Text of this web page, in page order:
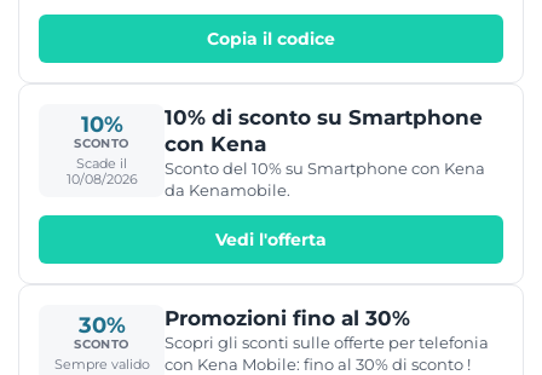
Copia il codice
10%
SCONTO
Scade il
10/08/2026
10% di sconto su Smartphone
con Kena
Sconto del 10% su Smartphone con Kena
da Kenamobile.
Vedi l'offerta
30%
SCONTO
Sempre valido
Promozioni fino al 30%
Scopri gli sconti sulle offerte per telefonia
con Kena Mobile: fino al 30% di sconto !